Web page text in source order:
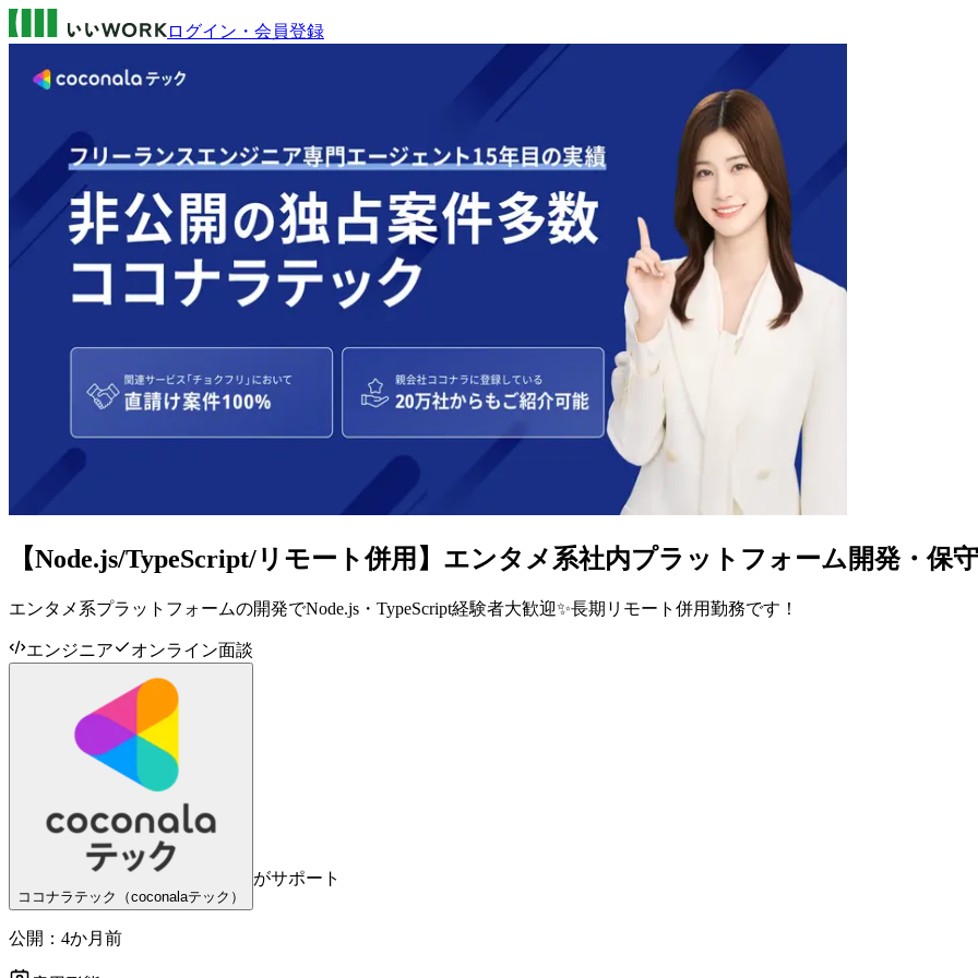
ログイン・会員登録
【Node.js/TypeScript/リモート併用】エンタメ系社内プラットフォーム開発・保
エンタメ系プラットフォームの開発でNode.js・TypeScript経験者大歓迎✨長期リモート併用勤務です！
エンジニア オンライン面談
ココナラテック（coconalaテック）
がサポート
公開： 4か月前